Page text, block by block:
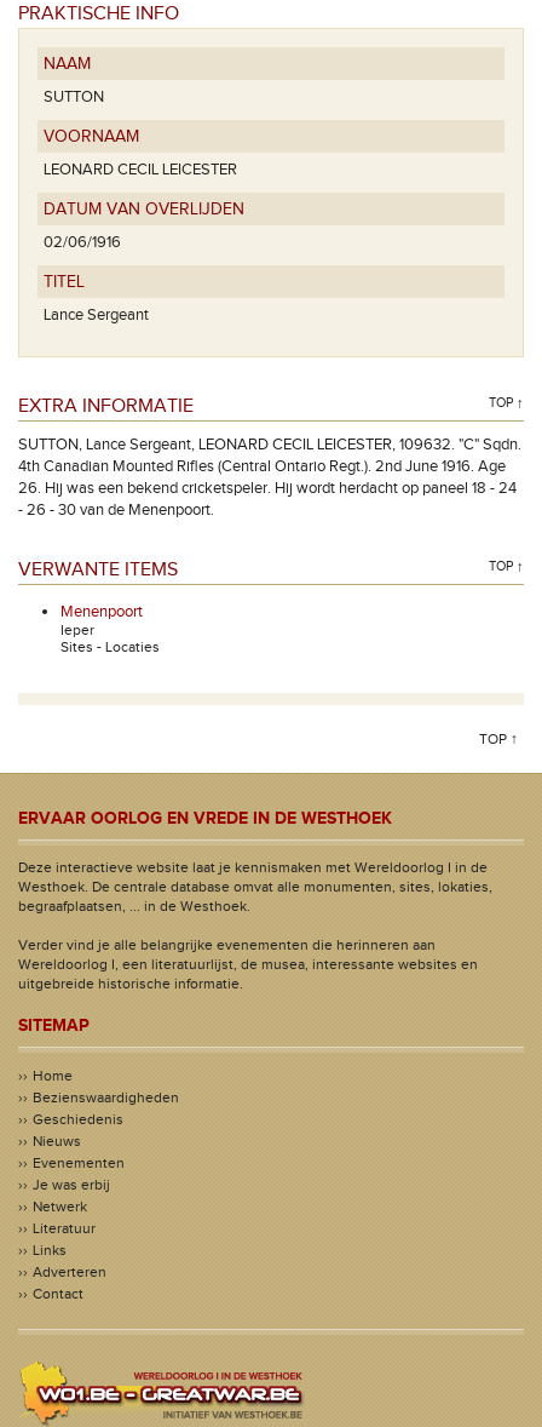
PRAKTISCHE INFO
NAAM
SUTTON
VOORNAAM
LEONARD CECIL LEICESTER
DATUM VAN OVERLIJDEN
02/06/1916
TITEL
Lance Sergeant
EXTRA INFORMATIE TOP ↑
SUTTON, Lance Sergeant, LEONARD CECIL LEICESTER, 109632. "C" Sqdn.
4th Canadian Mounted Rifles (Central Ontario Regt.). 2nd June 1916. Age
26. Hij was een bekend cricketspeler. Hij wordt herdacht op paneel 18 - 24
- 26 - 30 van de Menenpoort.
VERWANTE ITEMS TOP ↑
Menenpoort
Ieper
Sites - Locaties
TOP ↑
ERVAAR OORLOG EN VREDE IN DE WESTHOEK
Deze interactieve website laat je kennismaken met Wereldoorlog I in de
Westhoek. De centrale database omvat alle monumenten, sites, lokaties,
begraafplaatsen, ... in de Westhoek.
Verder vind je alle belangrijke evenementen die herinneren aan
Wereldoorlog I, een literatuurlijst, de musea, interessante websites en
uitgebreide historische informatie.
SITEMAP
Home
Bezienswaardigheden
Geschiedenis
Nieuws
Evenementen
Je was erbij
Netwerk
Literatuur
Links
Adverteren
Contact